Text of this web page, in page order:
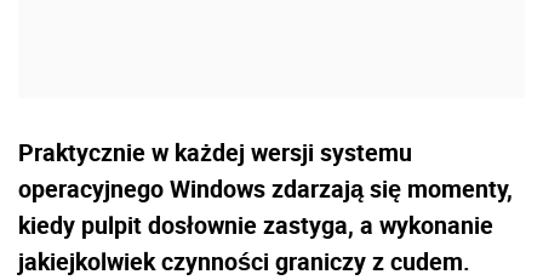
Praktycznie w każdej wersji systemu
operacyjnego Windows zdarzają się momenty,
kiedy pulpit dosłownie zastyga, a wykonanie
jakiejkolwiek czynności graniczy z cudem.